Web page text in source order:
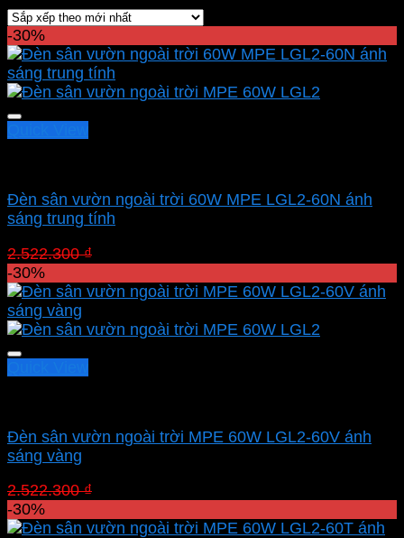
-30%
Đèn sân vườn ngoài trời 60W MPE LGL2-60N ánh
sáng trung tính
2.522.300₫
là:
tại
1.765.610 ₫.
-30%
Đèn sân vườn ngoài trời MPE 60W LGL2-60V ánh
sáng vàng
2.522.300₫
là:
tại
-30%